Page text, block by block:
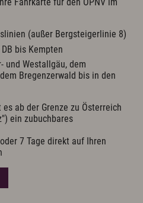
Fahrkarte für den ÖPNV im
(außer Bergsteigerlinie 8)
bis Kempten
und Westallgäu, dem
Bregenzerwald bis in den
es ab der Grenze zu Österreich
ein zubuchbares
7 Tage direkt auf Ihren